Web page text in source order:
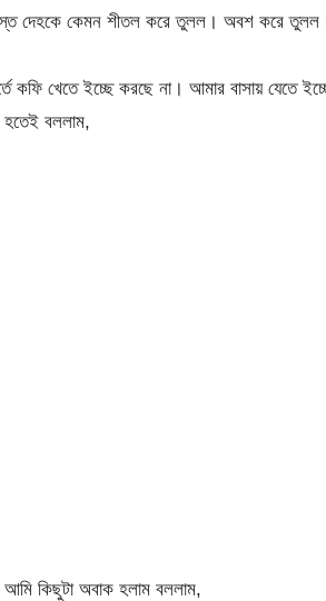
দেহকে কেমন শীতল করে তুলল। অবশ করে
খেতে ইচ্ছে করছে না। আমার বাসায় যেতে
বললাম,
আমি কিছুটা অবাক হলাম বললাম,